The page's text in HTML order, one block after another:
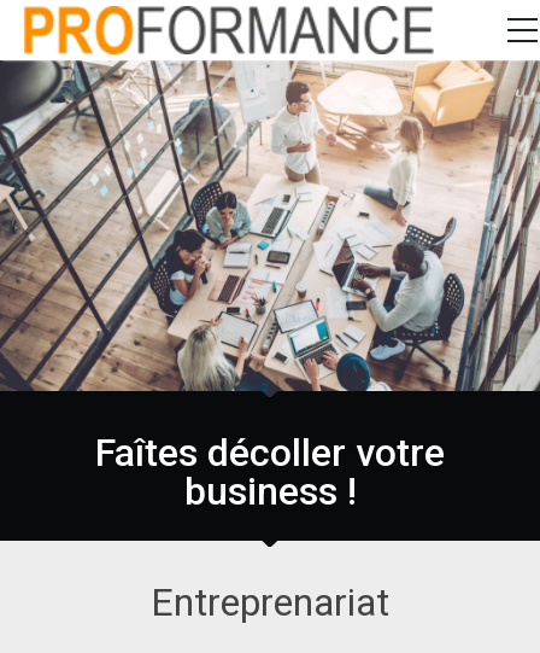
Faîtes décoller votre
business !
Entreprenariat
Entrepreneuriat
Gestion d’entreprise
Communication
Services
CONTACT